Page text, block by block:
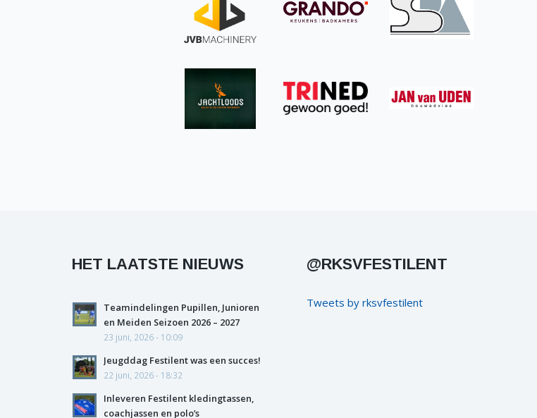
HET LAATSTE NIEUWS
Teamindelingen Pupillen, Junioren
en Meiden Seizoen 2026 – 2027
23 juni, 2026 - 10:09
Jeugddag Festilent was een succes!
22 juni, 2026 - 18:32
Inleveren Festilent kledingtassen,
coachjassen en polo’s
@RKSVFESTILENT
Tweets by rksvfestilent